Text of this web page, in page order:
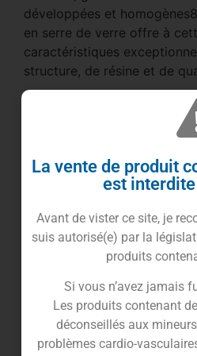
développées et
en serre de verre offre à
caractéristiques
structure, de résine et de
HPCBD : la nouvelle
(High Potential Effect), une
dérivée du CBD réputée
puissance plus marquée
en restant dans un cadre
et sa profondeur d’effet font
destinée aux amateurs
Profil aromatique
Grâce à sa génétique Lifter
La vente de produit
est
Avant de vister ce site, je
suis autorisé(e) par la
produits
Si vous n’avez jamais
Les produits contenant
déconseillés aux
problèmes cardio-